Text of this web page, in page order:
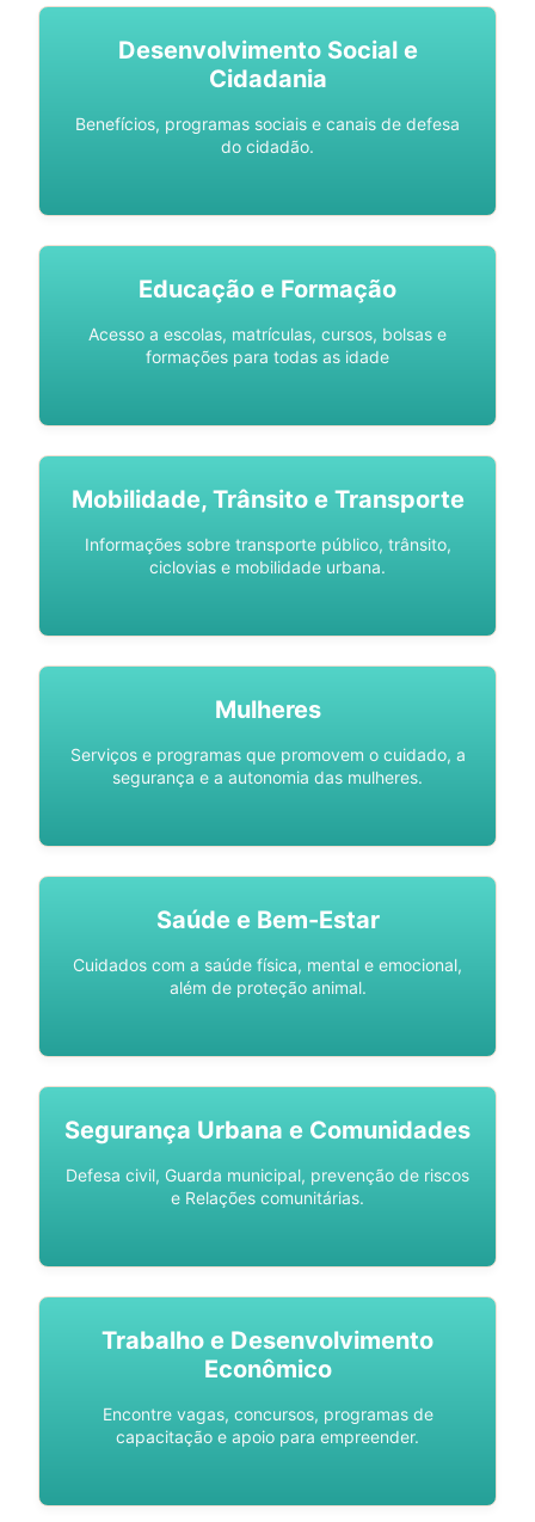
Desenvolvimento Social e
Cidadania
Benefícios, programas sociais e canais de defesa
do cidadão.
Educação e Formação
Acesso a escolas, matrículas, cursos, bolsas e
formações para todas as idade
Mobilidade, Trânsito e Transporte
Informações sobre transporte público, trânsito,
ciclovias e mobilidade urbana.
Mulheres
Serviços e programas que promovem o cuidado, a
segurança e a autonomia das mulheres.
Saúde e Bem-Estar
Cuidados com a saúde física, mental e emocional,
além de proteção animal.
Segurança Urbana e Comunidades
Defesa civil, Guarda municipal, prevenção de riscos
e Relações comunitárias.
Trabalho e Desenvolvimento
Econômico
Encontre vagas, concursos, programas de
capacitação e apoio para empreender.